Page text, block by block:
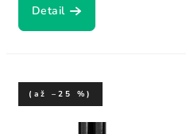
Detail
(až –25 %)